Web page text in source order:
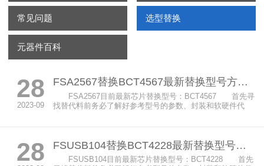
常见问题 选型替换
元器件百科
28
2023-09
FSA2567替换BCT4567最新替换型号方案及选型参考
FSA2567目前最新芯片替换型号：BCT4567 首先寻
找替代料前务必了解好参考型号的参数、封装和软硬件代
28 FSUSB104替换BCT4228最新替换型号方案及选型参考
FSUSB104目前最新芯片替换型号：BCT4228 首先